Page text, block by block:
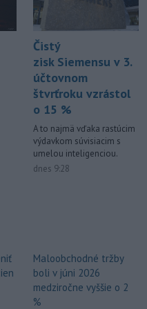
Čistý
zisk Siemensu v 3.
účtovnom
štvrťroku vzrástol
o 15 %
A to najmä vďaka rastúcim
výdavkom súvisiacim s
umelou inteligenciou.
dnes 9:28
Maloobchodné tržby
boli v júni 2026
medziročne vyššie o 2
%